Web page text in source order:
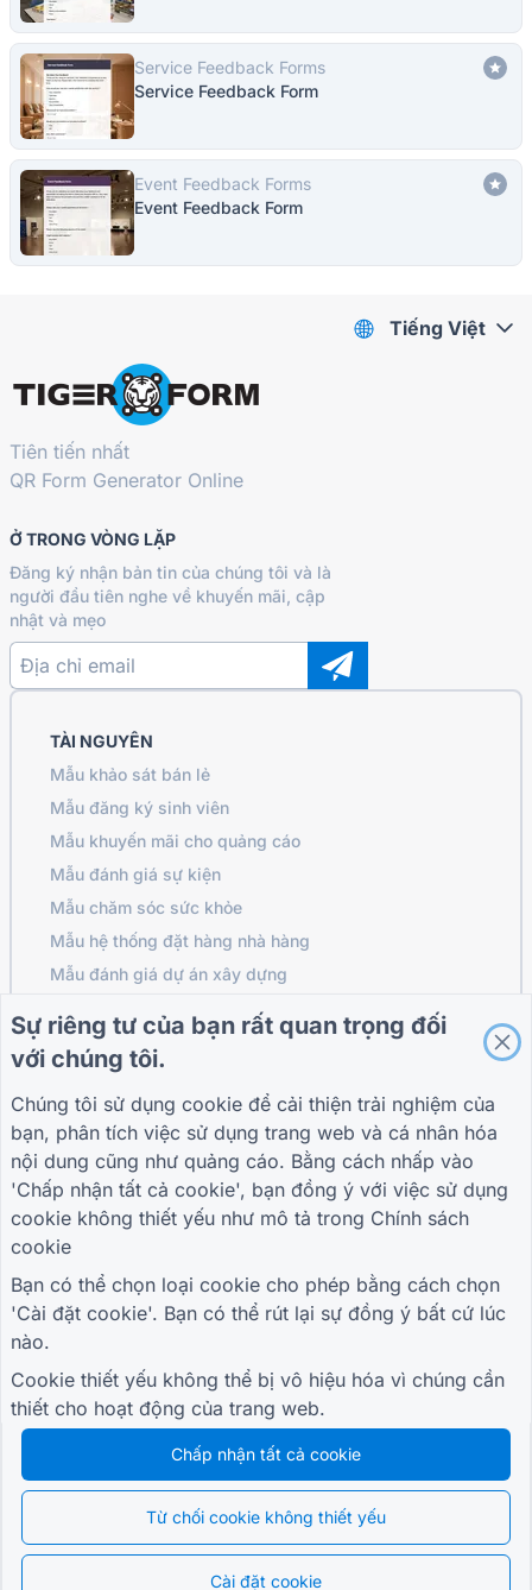
Service Feedback Forms
Service Feedback Form
Event Feedback Forms
Event Feedback Form
Tiên tiến nhất
QR Form Generator Online
Ở TRONG VÒNG LẶP
Đăng ký nhận bản tin của chúng tôi và là
người đầu tiên nghe về khuyến mãi, cập
nhật và mẹo
TÀI NGUYÊN
Mẫu khảo sát bán lẻ
Mẫu đăng ký sinh viên
Mẫu khuyến mãi cho quảng cáo
Mẫu đánh giá sự kiện
Mẫu chăm sóc sức khỏe
Mẫu hệ thống đặt hàng nhà hàng
Mẫu đánh giá dự án xây dựng
Mẫu đánh giá nhà cung cấp dịch vụ Logistics
Mẫu yêu cầu dịch vụ cho các tiện ích
Biểu mẫu tương tác với khách hàng
THAM GIA CỘNG ĐỒNG
HƯỚNG DẪN
Trung tâm trợ giúp
Blog
TIGER FORM Hướng
CÔNG TY
Về chúng tôi
Liên hệ với chúng tôi
ĐIỀU KHOẢN
Điều khoản
Chính sách bảo mật
Tiếng Việt
© 2026 QR Form Generator. All rights reserved.
Sự riêng tư của bạn rất quan trọng đối
với chúng tôi.
Chúng tôi sử dụng cookie để cải thiện trải nghiệm của
bạn, phân tích việc sử dụng trang web và cá nhân hóa
nội dung cũng như quảng cáo. Bằng cách nhấp vào
'Chấp nhận tất cả cookie', bạn đồng ý với việc sử dụng
cookie không thiết yếu như mô tả trong Chính sách
cookie
Bạn có thể chọn loại cookie cho phép bằng cách chọn
'Cài đặt cookie'. Bạn có thể rút lại sự đồng ý bất cứ lúc
nào.
Cookie thiết yếu không thể bị vô hiệu hóa vì chúng cần
thiết cho hoạt động của trang web.
Chấp nhận tất cả cookie
Từ chối cookie không thiết yếu
Cài đặt cookie